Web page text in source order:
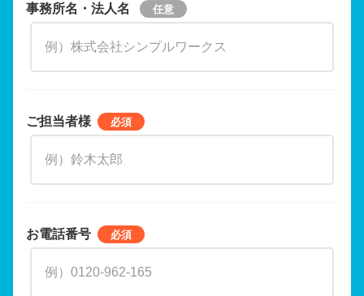
事務所名・法人名
ご担当者様
お電話番号